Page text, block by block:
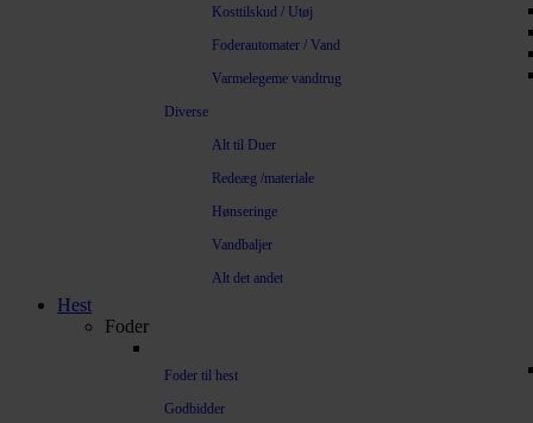
Kosttilskud / Utøj
Foderautomater / Vand
Varmelegeme vandtrug
Diverse
Alt til Duer
Redeæg /materiale
Hønseringe
Vandbaljer
Alt det andet
Hest
Foder
Foder til hest
Godbidder